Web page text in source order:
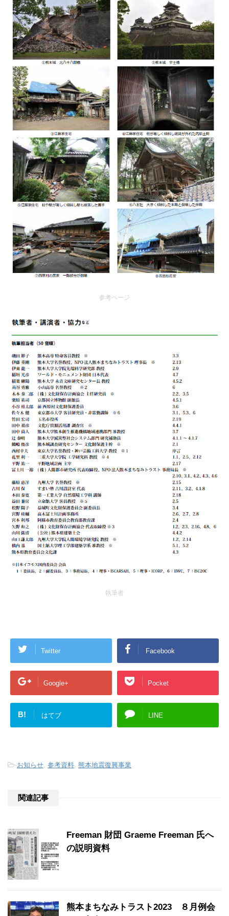
参考ページ
執筆者
Twitter Facebook
Google+ Pocket
B! はてブ LINE
-お知らせ, 参考資料, 熊本地震復興事業
関連記事
Freeman 財団 Graeme Freeman 氏へ
の説明資料
熊本まちなみトラスト2023 ８月例会